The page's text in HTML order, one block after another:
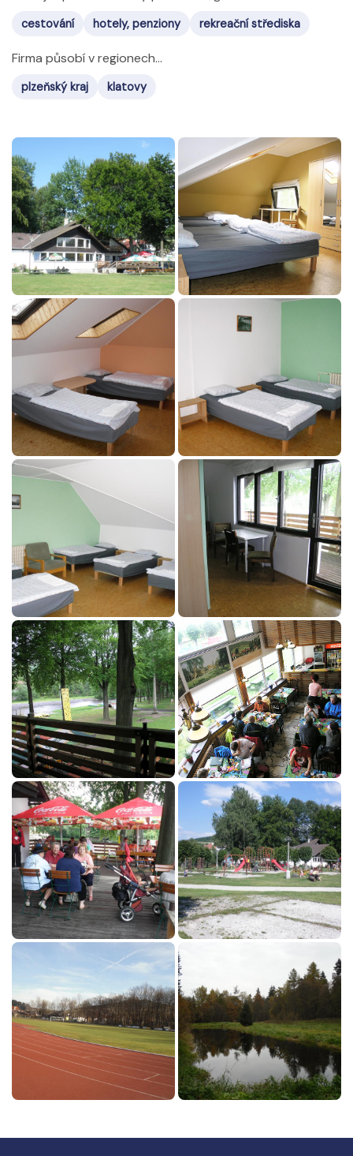
cestování hotely, penziony rekreační střediska
Firma působí v regionech...
plzeňský kraj klatovy